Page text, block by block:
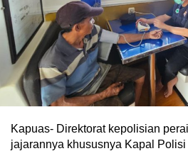
Kapuas- Direktorat kepolisian
jajarannya khususnya Kapal